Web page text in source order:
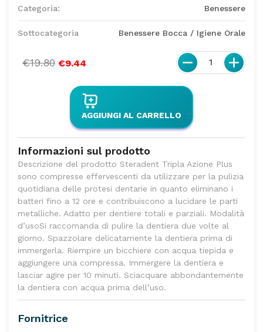
Categoria: Benessere
Sottocategoria Benessere Bocca / Igiene Orale
€19.80 €9.44 1
AGGIUNGI AL CARRELLO
Informazioni sul prodotto
Descrizione del prodotto Steradent Tripla Azione Plus
sono compresse effervescenti da utilizzare per la pulizia
quotidiana delle protesi dentarie in quanto eliminano i
batteri fino a 12 ore e contribuiscono a lucidare le parti
metalliche. Adatto per dentiere totali e parziali. Modalità
d’usoSi raccomanda di pulire la dentiera due volte al
giorno. Spazzolare delicatamente la dentiera prima di
immergerla. Riempire un bicchiere con acqua tiepida e
aggiungere una compressa. Immergere la dentiera e
lasciar agire per 10 minuti. Sciacquare abbondantemente
la dentiera con acqua prima dell’uso.
Fornitrice